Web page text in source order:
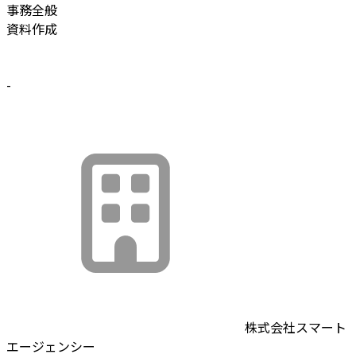
事務全般
資料作成
-
株式会社スマート
エージェンシー